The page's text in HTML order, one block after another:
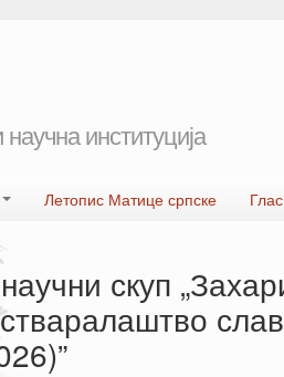
институција
Летопис Матице српске
скуп